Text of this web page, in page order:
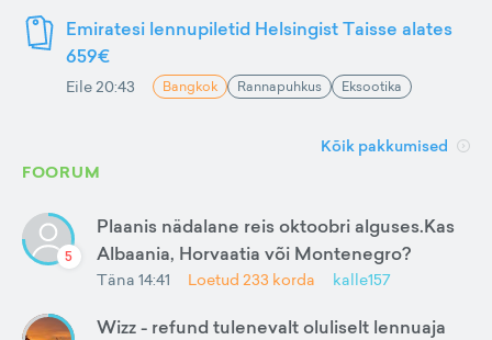
Emiratesi lennupiletid Helsingist Taisse alates
659€
Eile 20:43 Bangkok Rannapuhkus Eksootika
Kõik pakkumised
FOORUM
5
Plaanis nädalane reis oktoobri alguses.Kas
Albaania, Horvaatia või Montenegro?
Täna 14:41 Loetud 233 korda kalle157
Wizz - refund tulenevalt oluliselt lennuaja